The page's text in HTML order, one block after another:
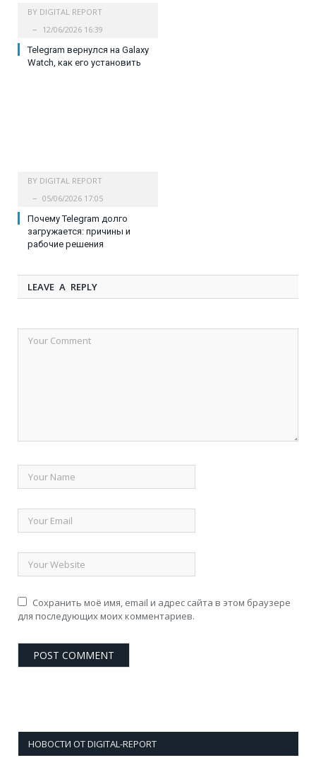
BY DIGITAL REPORT
12/06/2026 16:39
Telegram вернулся на Galaxy
Watch, как его установить
BY DIGITAL REPORT
05/06/2026 17:05
Почему Telegram долго
загружается: причины и
рабочие решения
LEAVE A REPLY
Сохранить моё имя, email и адрес сайта в этом браузере
для последующих моих комментариев.
НОВОСТИ ОТ DIGITAL-REPORT